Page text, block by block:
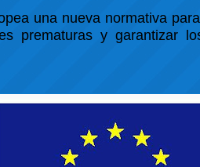
una nueva normativa
prematuras y garantizar